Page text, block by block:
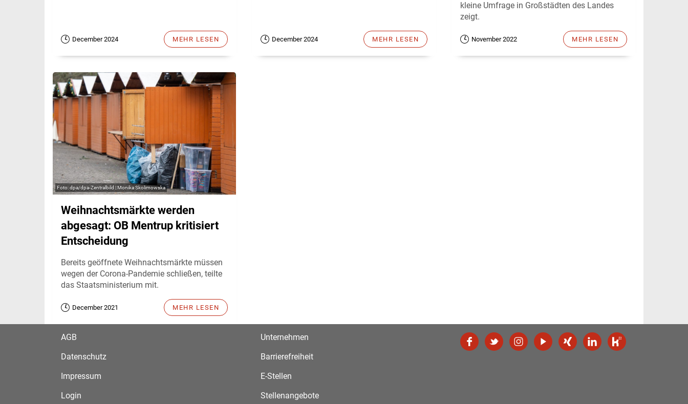
December 2024 MEHR LESEN December 2024 MEHR LESEN
kleine Umfrage in Großstädten des Landes
zeigt.
November 2022 MEHR LESEN
dpa/dpa-Zentralbild | Monika Skolimowska
Weihnachtsmärkte werden
abgesagt: OB Mentrup kritisiert
Entscheidung
Bereits geöffnete Weihnachtsmärkte müssen
wegen der Corona-Pandemie schließen, teilte
das Staatsministerium mit.
December 2021 MEHR LESEN
AGB
Datenschutz
Impressum
Login
Unternehmen
Barrierefreiheit
E-Stellen
Stellenangebote